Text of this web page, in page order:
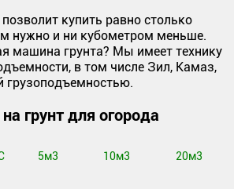
купить равно столько
нужно и ни кубометром меньше.
машина грунта? Мы имеет технику
в том числе Зил, Камаз,
грузоподъемностью.
грунт для огорода
5м3 10м3 20м3